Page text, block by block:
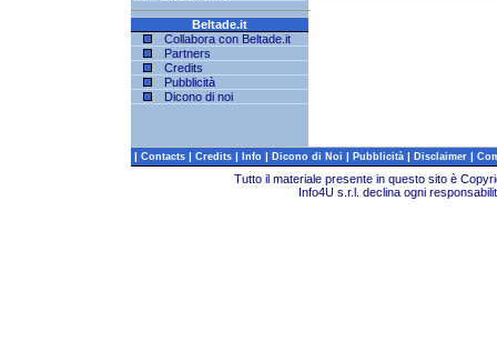
Beltade.it
Collabora con Beltade.it
Partners
Credits
Pubblicità
Dicono di noi
| Contacts | Credits | Info | Dicono di Noi | Pubblicità | Disclaimer |
Tutto il materiale presente in questo sito è
Info4U s.r.l. declina ogni